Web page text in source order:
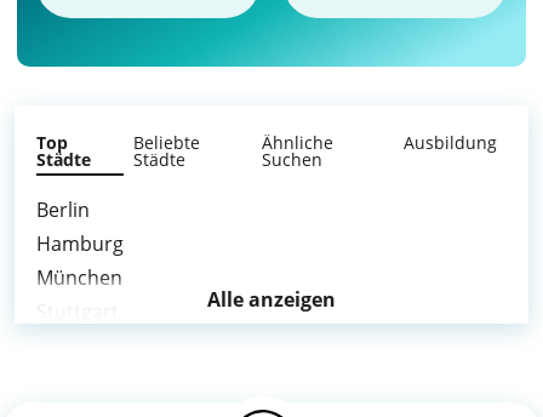
Top
Städte
Beliebte
Städte
Ähnliche
Suchen
Ausbildung
Berlin
Hamburg
München
Alle anzeigen